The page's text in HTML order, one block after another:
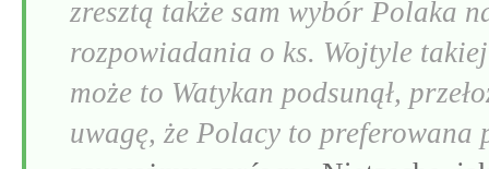
zresztą także sam wybór Polaka
rozpowiadania o ks. Wojtyle
może to Watykan podsunął,
uwagę, że Polacy to